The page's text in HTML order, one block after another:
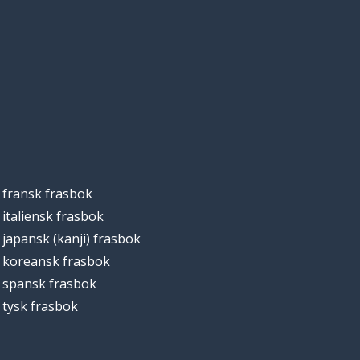
fransk frasbok
italiensk frasbok
japansk (kanji) frasbok
koreansk frasbok
spansk frasbok
tysk frasbok